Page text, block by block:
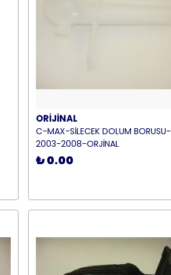
ORİJİNAL
C-MAX-SİLECEK DOLUM BORUSU-
2003-2008-ORJİNAL
₺ 0.00